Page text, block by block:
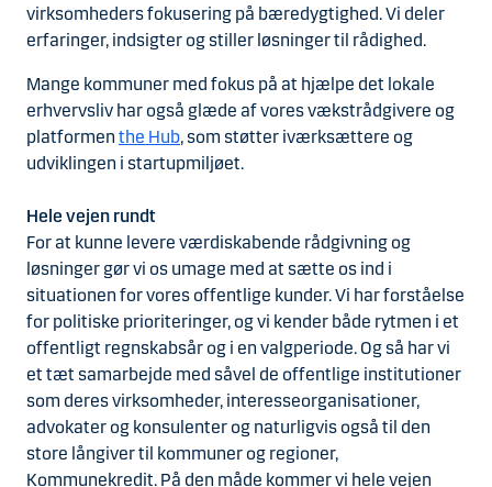
virksomheders fokusering på bæredygtighed. Vi deler
erfaringer, indsigter og stiller løsninger til rådighed.
Mange kommuner med fokus på at hjælpe det lokale
erhvervsliv har også glæde af vores vækstrådgivere og
platformen the Hub, som støtter iværksættere og
udviklingen i startupmiljøet.
Hele vejen rundt
For at kunne levere værdiskabende rådgivning og
løsninger gør vi os umage med at sætte os ind i
situationen for vores offentlige kunder. Vi har forståelse
for politiske prioriteringer, og vi kender både rytmen i et
offentligt regnskabsår og i en valgperiode. Og så har vi
et tæt samarbejde med såvel de offentlige institutioner
som deres virksomheder, interesseorganisationer,
advokater og konsulenter og naturligvis også til den
store långiver til kommuner og regioner,
Kommunekredit. På den måde kommer vi hele vejen